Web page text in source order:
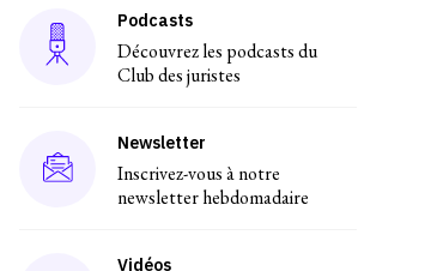
Podcasts
Découvrez les podcasts du
Club des juristes
Newsletter
Inscrivez-vous à notre
newsletter hebdomadaire
Vidéos